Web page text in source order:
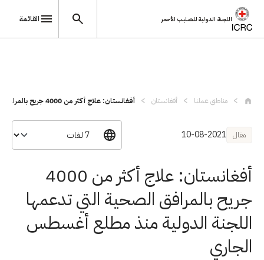
اللجنة الدولية للصليب الأحمر القائمة
مناطق عملنا أفغانستان أفغانستان: علاج أكثر من 4000 جريح بالمرا...
مقال 10-08-2021
أفغانستان: علاج أكثر من 4000
جريح بالمرافق الصحية التي تدعمها
اللجنة الدولية منذ مطلع أغسطس
الجاري